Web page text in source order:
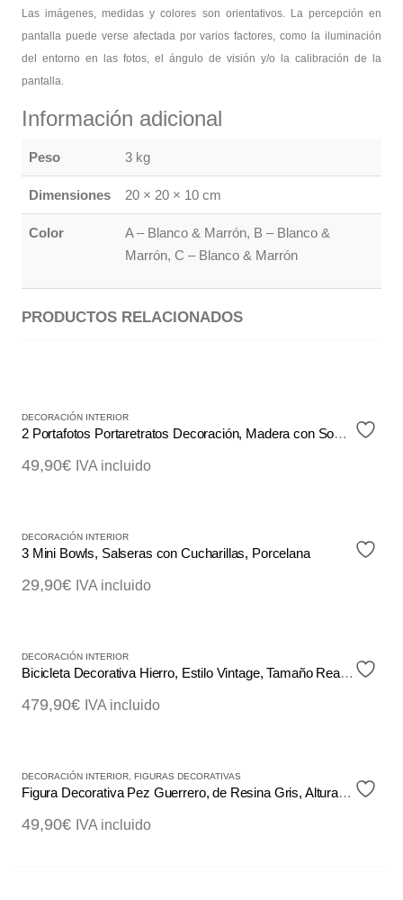
Las imágenes, medidas y colores son orientativos. La percepción en
pantalla puede verse afectada por varios factores, como la iluminación
del entorno en las fotos, el ángulo de visión y/o la calibración de la
pantalla.
Información adicional
Peso 3 kg
Dimensiones 20 × 20 × 10 cm
Color
A – Blanco & Marrón, B – Blanco &
Marrón, C – Blanco & Marrón
PRODUCTOS RELACIONADOS
DECORACIÓN INTERIOR
2 Portafotos Portaretratos Decoración, Madera con Soporte de Pie
49,90€ IVA incluido
DECORACIÓN INTERIOR
3 Mini Bowls, Salseras con Cucharillas, Porcelana
29,90€ IVA incluido
DECORACIÓN INTERIOR
Bicicleta Decorativa Hierro, Estilo Vintage, Tamaño Real Envejecido
479,90€ IVA incluido
DECORACIÓN INTERIOR FIGURAS DECORATIVAS
Figura Decorativa Pez Guerrero, de Resina Gris, Altura 22cm
49,90€ IVA incluido